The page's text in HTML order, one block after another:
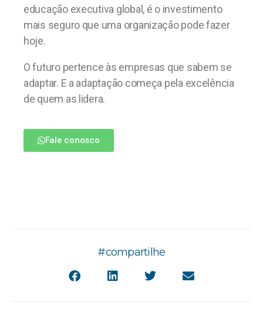
educação executiva global, é o investimento
mais seguro que uma organização pode fazer
hoje.
O futuro pertence às empresas que sabem se
adaptar. E a adaptação começa pela excelência
de quem as lidera.
Fale conosco
#compartilhe